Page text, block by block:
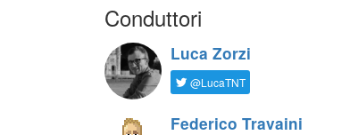
Conduttori
Luca Zorzi
@LucaTNT
Federico Travaini